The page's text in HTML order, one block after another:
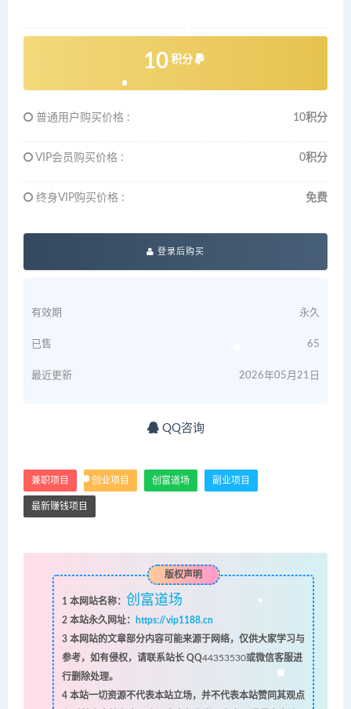
10 积分
普通用户购买价格 : 10积分
VIP会员购买价格 : 0积分
终身VIP购买价格 : 免费
登录后购买
有效期 永久
已售 65
最近更新 2026年05月21日
QQ咨询
兼职项目 创业项目 创富道场 副业项目
最新赚钱项目
版权声明
1 本网站名称： 创富道场
2本站永久网址：
https://vip1188.cn
3本网站的文章部分内容可能来源于网络，仅供大家学习与
参考，如有侵权，请联系站长 QQ44353530或微信客服进
行删除处理。
4本站一切资源不代表本站立场，并不代表本站赞同其观点